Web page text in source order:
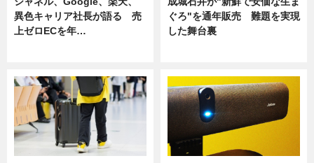
異色キャリア社長が語る 売
上ゼロECを年…
ぐろ"を通年販売 難題を実現
した舞台裏